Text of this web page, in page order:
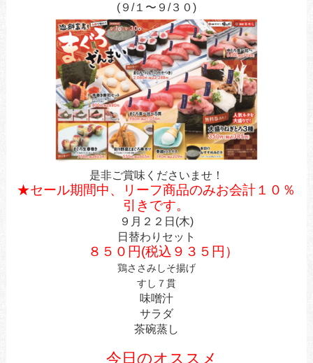
(９/１〜９/３０)
是非ご賞味くださいませ！
★セール期間中、リーフ商品のみお会計１０％
引きです。
９月２２ 日(木)
日替わりセット
８５０円(税込９３５円）
鶏ささみしそ揚げ
すし７貫
味噌汁
サラダ
茶碗蒸し
今日のオススメ